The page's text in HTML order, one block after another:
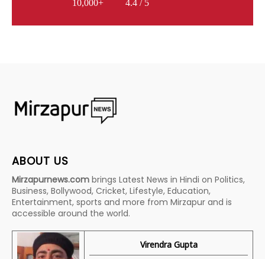
10,000+
4.4 / 5
ABOUT US
Mirzapurnews.com brings Latest News in Hindi on Politics,
Business, Bollywood, Cricket, Lifestyle, Education,
Entertainment, sports and more from Mirzapur and is
accessible around the world.
Virendra Gupta